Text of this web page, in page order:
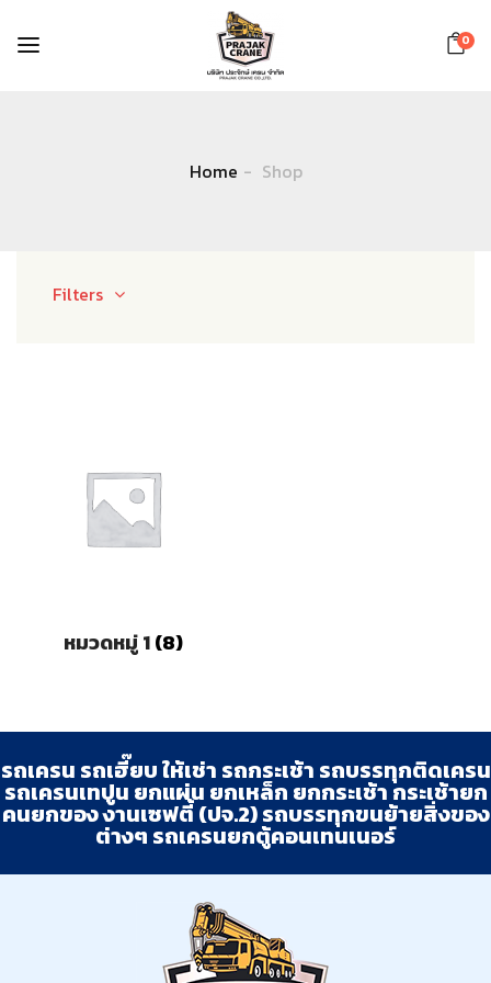
0
Home Shop
Filters
หมวดหมู่ 1(8)
รถเครน รถเฮี๊ยบ ให้เช่า รถกระเช้า รถบรรทุกติดเครน
รถเครนเทปูน ยกแผ่น ยกเหล็ก ยกกระเช้า กระเช้ายก
คนยกของ งานเซฟตี้ (ปจ.2) รถบรรทุกขนย้ายสิ่งของ
ต่างๆ รถเครนยกตู้คอนเทนเนอร์